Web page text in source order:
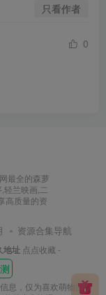
只看作者
0
最全的森萝
轻兰映画,二
高质量的资
资源合集导航
地址 点点收藏 -
息，仅为喜欢萌物的小